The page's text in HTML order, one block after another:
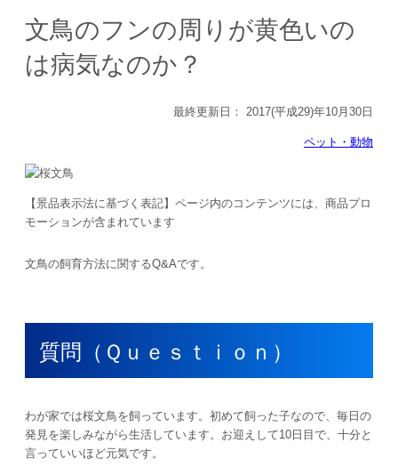
文鳥のフンの周りが黄色いの
は病気なのか？
最終更新日： 2017(平成29)年10月30日
ペット・動物
【景品表示法に基づく表記】ページ内のコンテンツには、商品プロ
モーションが含まれています
文鳥の飼育方法に関するQ&Aです。
質問（Ｑｕｅｓｔｉｏｎ）
わが家では桜文鳥を飼っています。初めて飼った子なので、毎日の
発見を楽しみながら生活しています。お迎えして10日目で、十分と
言っていいほど元気です。